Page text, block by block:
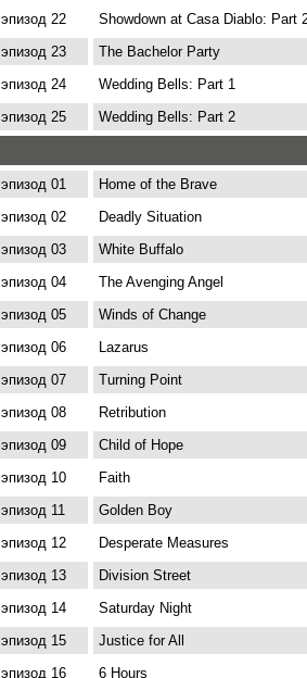
эпизод 22
Showdown at Casa Diablo: Part
эпизод 23
The Bachelor Party
эпизод 24
Wedding Bells: Part 1
эпизод 25
Wedding Bells: Part 2
эпизод 01
Home of the Brave
эпизод 02
Deadly Situation
эпизод 03
White Buffalo
эпизод 04
The Avenging Angel
эпизод 05
Winds of Change
эпизод 06
Lazarus
эпизод 07
Turning Point
эпизод 08
Retribution
эпизод 09
Child of Hope
эпизод 10
Faith
эпизод 11
Golden Boy
эпизод 12
Desperate Measures
эпизод 13
Division Street
эпизод 14
Saturday Night
эпизод 15
Justice for All
эпизод 16
6 Hours